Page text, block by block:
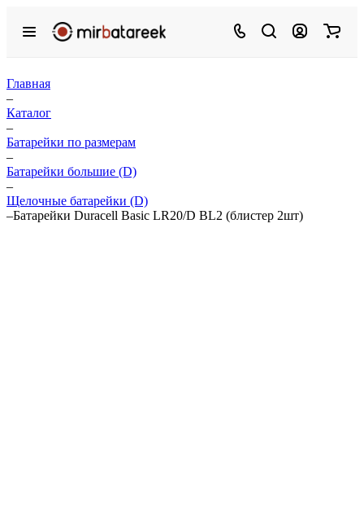
Главная
–
Каталог
–
Батарейки по размерам
–
Батарейки большие (D)
–
Щелочные батарейки (D)
–Батарейки Duracell Basic LR20/D BL2 (блистер 2шт)